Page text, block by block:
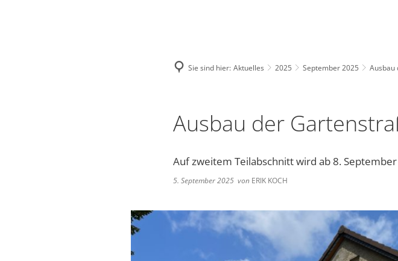
Sie sind hier: Aktuelles 2025 September 2025 Ausbau
Ausbau der
Auf zweitem Teilabschnitt wird ab 8.
5. September 2025 von ERIK KOCH